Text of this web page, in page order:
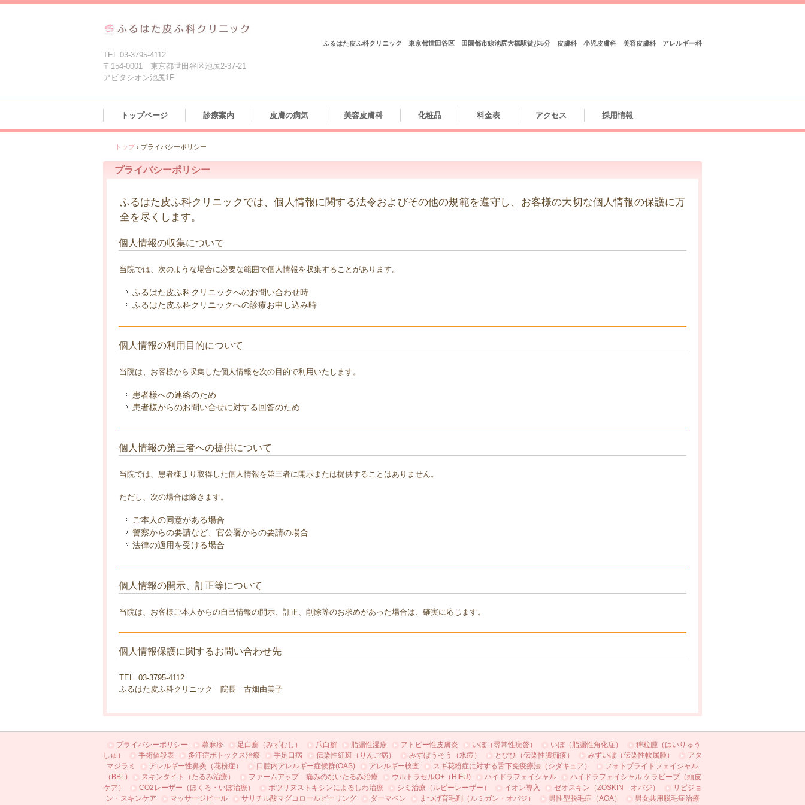
ふるはた皮ふ科クリニック 東京都世田谷区 田園都市線池尻大橋駅徒歩5分 皮膚科 小児皮膚科 美容皮膚科 アレルギー科
TEL.03-3795-4112
〒154-0001 東京都世田谷区池尻2-37-21
アビタシオン池尻1F
トップページ 診療案内 皮膚の病気 美容皮膚科 化粧品 料金表 アクセス 採用情報
トップ › プライバシーポリシー
プライバシーポリシー
ふるはた皮ふ科クリニックでは、個人情報に関する法令およびその他の規範を遵守し、お客様の大切な個人情報の保護に万
全を尽くします。
個人情報の収集について
当院では、次のような場合に必要な範囲で個人情報を収集することがあります。
ふるはた皮ふ科クリニックへのお問い合わせ時
ふるはた皮ふ科クリニックへの診療お申し込み時
個人情報の利用目的について
当院は、お客様から収集した個人情報を次の目的で利用いたします。
患者様への連絡のため
患者様からのお問い合せに対する回答のため
個人情報の第三者への提供について
当院では、患者様より取得した個人情報を第三者に開示または提供することはありません。
ただし、次の場合は除きます。
ご本人の同意がある場合
警察からの要請など、官公署からの要請の場合
法律の適用を受ける場合
個人情報の開示、訂正等について
当院は、お客様ご本人からの自己情報の開示、訂正、削除等のお求めがあった場合は、確実に応じます。
個人情報保護に関するお問い合わせ先
TEL. 03-3795-4112
ふるはた皮ふ科クリニック 院長 古畑由美子
プライバシーポリシー 蕁麻疹 足白癬（みずむし） 爪白癬 脂漏性湿疹 アトピー性皮膚炎 いぼ（尋常性疣贅） いぼ（脂漏性角化症）
稗粒腫（はいりゅう
しゅ）
手術値段表 多汗症ボトックス治療 手足口病 伝染性紅斑（りんご病） みずぼうそう（水痘） とびひ（伝染性膿痂疹） みずいぼ（伝染性軟属腫）
アタ
マジラミ
アレルギー性鼻炎（花粉症） 口腔内アレルギー症候群(OAS) アレルギー検査 スギ花粉症に対する舌下免疫療法（シダキュア）
フォトブライトフェイシャル
（BBL)
スキンタイト（たるみ治療） ファームアップ 痛みのないたるみ治療 ウルトラセルQ+（HIFU) ハイドラフェイシャル
ハイドラフェイシャル ケラビーブ（頭皮
ケア）
CO2レーザー（ほくろ・いぼ治療） ボツリヌストキシンによるしわ治療 シミ治療（ルビーレーザー） イオン導入 ゼオスキン（ZOSKIN オバジ）
リビジョ
ン・スキンケア
マッサージピール サリチル酸マグコロールピーリング ダーマペン まつげ育毛剤（ルミガン・オバジ） 男性型脱毛症（AGA） 男女共用脱毛症治療